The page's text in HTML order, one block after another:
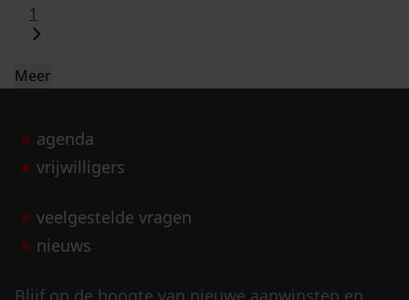
1
Meer
agenda
vrijwilligers
veelgestelde vragen
nieuws
Blijf op de hoogte van nieuwe aanwinsten en